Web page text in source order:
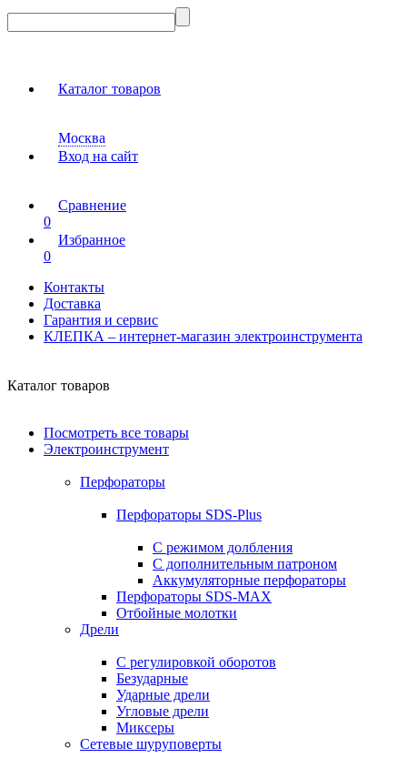
Каталог товаров
Москва
Вход на сайт
Сравнение
0
Избранное
0
Контакты
Доставка
Гарантия и сервис
КЛЕПКА – интернет-магазин электроинструмента
Каталог товаров
Посмотреть все товары
Электроинструмент
Перфораторы
Перфораторы SDS-Plus
С режимом долбления
С дополнительным патроном
Аккумуляторные перфораторы
Перфораторы SDS-MAX
Отбойные молотки
Дрели
С регулировкой оборотов
Безударные
Ударные дрели
Угловые дрели
Миксеры
Сетевые шуруповерты